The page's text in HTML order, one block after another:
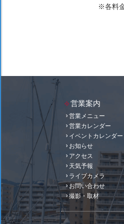
※各料金
営業案内
営業メニュー
営業カレンダー
イベントカレンダー
お知らせ
アクセス
天気予報
ライブカメラ
お問い合わせ
撮影・取材